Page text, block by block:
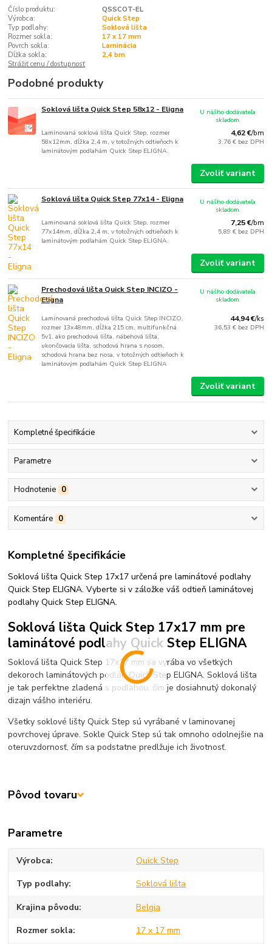
Číslo produktu:
QSSCOT-EL
Výrobca:
Quick Step
Typ podlahy:
Soklová lišta
Rozmer sokla:
17 x 17 mm
Povrch sokla:
Laminácia
Dĺžka sokla:
2,4 bm
Strážiť cenu / dostupnosť
Podobné produkty
Soklová lišta Quick Step 58x12 - Eligna
Laminovaná soklová lišta Quick Step, rozmer
58x12mm, dĺžka 2,4 m, v totožných odtieňoch k
laminátovým podlahám Quick Step ELIGNA.
4,62 €/bm
3,76 € bez DPH
U nášho dodávateľa
skladom
Zvoliť variant
Soklová lišta Quick Step 77x14 - Eligna
Laminovaná soklová lišta Quick Step, rozmer
77x14mm, dĺžka 2,4 m, v totožných odtieňoch k
laminátovým podlahám Quick Step ELIGNA.
7,25 €/bm
5,89 € bez DPH
U nášho dodávateľa
skladom
Zvoliť variant
Prechodová lišta Quick Step INCIZO -
Eligna
Laminovaná prechodová lišta Quick Step INCIZO,
rozmer 13x48mm, dĺžka 215 cm, multifunkčná
5v1, ako prechodová lišta, nábehová lišta,
ukončovacia lišta, schodová hrana s nosom,
schodová hrana bez nosa, v totožných odtieňoch k
laminátovým podlahám Quick Step ELIGNA
44,94 €/ks
36,53 € bez DPH
U nášho dodávateľa
skladom
Zvoliť variant
Kompletné špecifikácie
Parametre
Hodnotenie 0
Komentáre 0
Kompletné špecifikácie
Soklová lišta Quick Step 17x17 určená pre laminátové podlahy
Quick Step ELIGNA. Vyberte si v záložke váš odtieň laminátovej
podlahy Quick Step ELIGNA.
Soklová lišta Quick Step 17x17 mm pre
laminátové podlahy Quick Step ELIGNA
Soklová lišta Quick Step 17x17 mm sa vyrába vo všetkých
dekoroch laminátových podláh Quick Step ELIGNA. Soklová lišta
je tak perfektne zladená s podlahou, čím je dosiahnutý dokonalý
dizajn vášho interiéru.
Všetky soklové lišty Quick Step sú vyrábané v laminovanej
povrchovej úprave. Sokle Quick Step sú tak omnoho odolnejšie na
oteruvzdornosť, čím sa podstatne predlžuje ich životnosť.
Pôvod tovaru
Parametre
Výrobca Quick Step
Typ podlahy Soklová lišta
Krajina pôvodu Belgia
Rozmer sokla 17 x 17 mm